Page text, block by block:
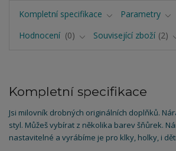
Kompletní specifikace
Parametry
Hodnocení
0 Související zboží 2
Kompletní specifikace
Jsi milovník drobných originálních doplňků.
styl. Můžeš vybírat z několika barev šňůrek.
nastavitelné a vyrábíme je pro klky, holky, i